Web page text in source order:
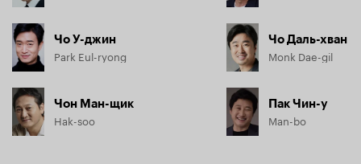
Чо У-джин
Park Eul-ryong
Чон Ман-щик
Hak-soo
Чо Даль-хван
Monk Dae-gil
Пак Чин-у
Man-bo